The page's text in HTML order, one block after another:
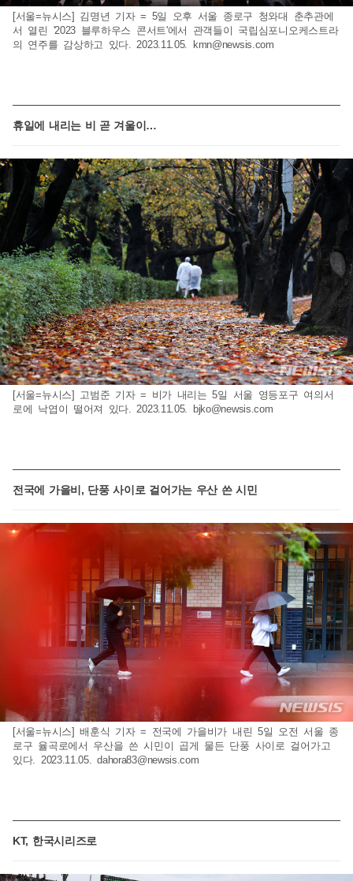
[서울=뉴시스] 김명년 기자 = 5일 오후 서울 종로구 청와대 춘추관에
서 열린 '2023 블루하우스 콘서트'에서 관객들이 국립심포니오케스트라
의 연주를 감상하고 있다. 2023.11.05.
kmn@newsis.com
휴일에 내리는 비 곧 겨울이…
[서울=뉴시스] 고범준 기자 = 비가 내리는 5일 서울 영등포구 여의서
로에 낙엽이 떨어져 있다. 2023.11.05.
bjko@newsis.com
전국에 가을비, 단풍 사이로 걸어가는 우산 쓴 시민
[서울=뉴시스] 배훈식 기자 = 전국에 가을비가 내린 5일 오전 서울 종
로구 율곡로에서 우산을 쓴 시민이 곱게 물든 단풍 사이로 걸어가고
있다. 2023.11.05.dahora83@newsis.com
KT, 한국시리즈로